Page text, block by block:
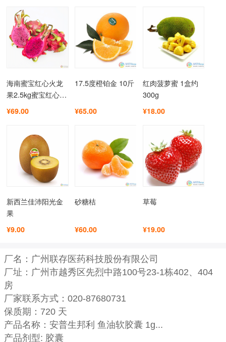
海南蜜宝红心火龙
果2.5kg蜜宝红心火
¥69.00
17.5度橙铂金 10斤
¥65.00
红肉菠萝蜜 1盒约
300g
¥18.00
新西兰佳沛阳光金
果
¥9.00
砂糖桔
¥60.00
草莓
¥19.00
厂名：广州联存医药科技股份有限公司
厂址：广州市越秀区先烈中路100号23-1栋402、404
房
厂家联系方式：020-87680731
保质期：720 天
产品名称：安普生邦利 鱼油软胶囊 1g...
产品剂型: 胶囊